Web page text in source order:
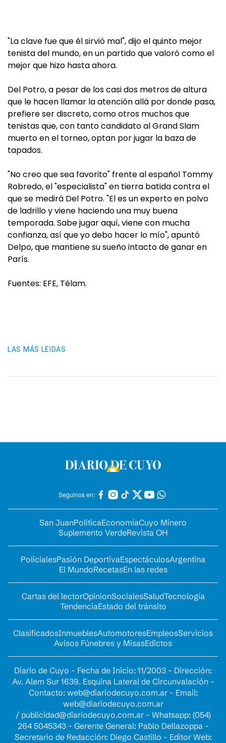
"La clave fue que él sirvió mal", dijo el quinto mejor
tenista del mundo, en un partido que valoró como el
mejor que hizo hasta ahora.
Del Potro, a pesar de los casi dos metros de altura
que le hacen llamar la atención allá por donde pasa,
prefiere ser discreto, como otros muchos que
tenistas que, con tanto candidato al Grand Slam
muerto en el torneo, optan por jugar la baza de
tapados.
"No creo que sea favorito" frente al español Tommy
Robredo, el "especialista" en tierra batida contra el
que se medirá Del Potro. "El es un experto en polvo
de ladrillo y viene haciendo una muy buena
temporada. Sabe jugar aquí, viene con mucha
confianza, así que yo debo hacer lo mío", apuntó
Delpo, que mantiene su sueño intacto de ganar en
París.
Fuentes: EFE, Télam.
LAS MÁS LEIDAS
Seguinos en:
San JuanPolíticaEconomíaCuyo Minero
Suplemento VerdeRevista OH
PolicialesPasión DeportivaEspectáculosArgentina
El MundoRecetasEn las redes
Cartas del lectorOpinionSocialesSaludTecnología
TendenciaEstado del tránsito
ClasificadosInmueblesAutomotoresEmpleosServicios
Avisos Fúnebres y MisasEdictos
Diario de Cuyo - Fecha de Inicio: 11/2003 - Dirección:
Av. Alem Sur 1639. Esquina Lateral de Circunvalación -
Contacto: web@diariodecuyo.com.ar- Email:
web@diariodecuyo.com.ar
/ publicidad@diariodecuyo.com.ar- Whatsapp: (054)
264 5045343 - Gerente General: Pablo Dellazoppa -
Secretario de Redacción: Diego Castillo - Editor Web: